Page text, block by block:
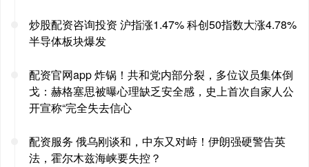
炒股配资咨询投资 沪指涨1.47% 科创50指数大涨4.78%
半导体板块爆发
配资官网app 炸锅！共和党内部分裂，多位议员集体倒
戈：赫格塞思被曝心理缺乏安全感，史上首次自家人公
开宣称“完全失去信心
配资服务 俄乌刚谈和，中东又对峙！伊朗强硬警告英
法，霍尔木兹海峡要失控？